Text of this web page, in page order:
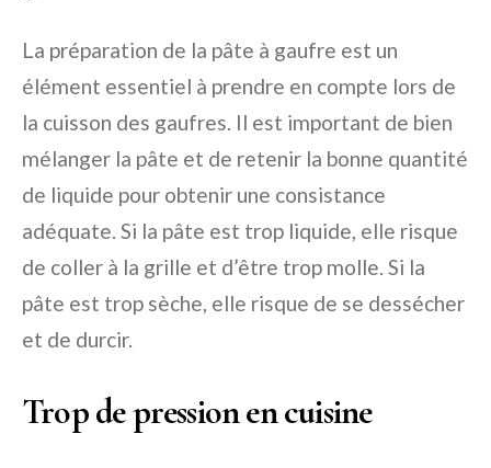
La préparation de la pâte à gaufre est un
élément essentiel à prendre en compte lors de
la cuisson des gaufres. Il est important de bien
mélanger la pâte et de retenir la bonne quantité
de liquide pour obtenir une consistance
adéquate. Si la pâte est trop liquide, elle risque
de coller à la grille et d’être trop molle. Si la
pâte est trop sèche, elle risque de se dessécher
et de durcir.
Trop de pression en cuisine